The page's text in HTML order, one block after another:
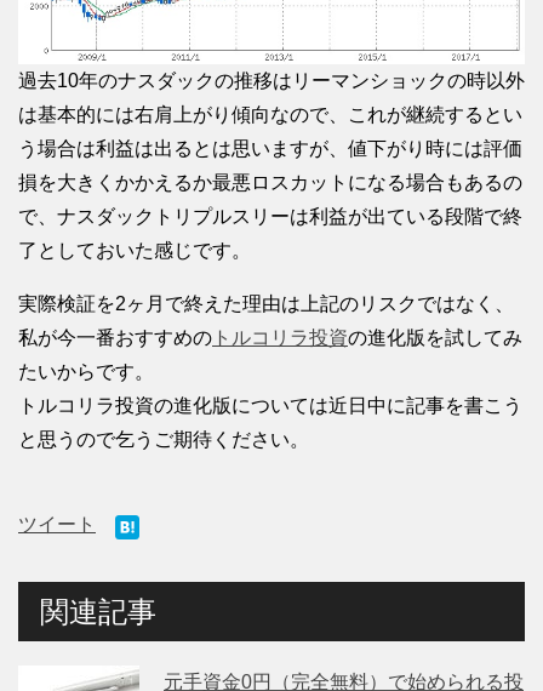
過去10年のナスダックの推移はリーマンショックの時以外
は基本的には右肩上がり傾向なので、これが継続するとい
う場合は利益は出るとは思いますが、値下がり時には評価
損を大きくかかえるか最悪ロスカットになる場合もあるの
で、ナスダックトリプルスリーは利益が出ている段階で終
了としておいた感じです。
実際検証を2ヶ月で終えた理由は上記のリスクではなく、
私が今一番おすすめの トルコリラ投資の進化版を試してみ
たいからです。
トルコリラ投資の進化版については近日中に記事を書こう
と思うので乞うご期待ください。
ツイート
関連記事
元手資金0円（完全無料）で始められる投